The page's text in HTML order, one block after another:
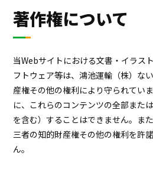
著作権について
当Webサイトにおける文書・イラス
フトウェア等は、鴻池運輸（株）な
産権その他の権利により守られてい
に、これらのコンテンツの全部また
を含む）することはできません。ま
三者の知的財産権その他の権利を許
ん。